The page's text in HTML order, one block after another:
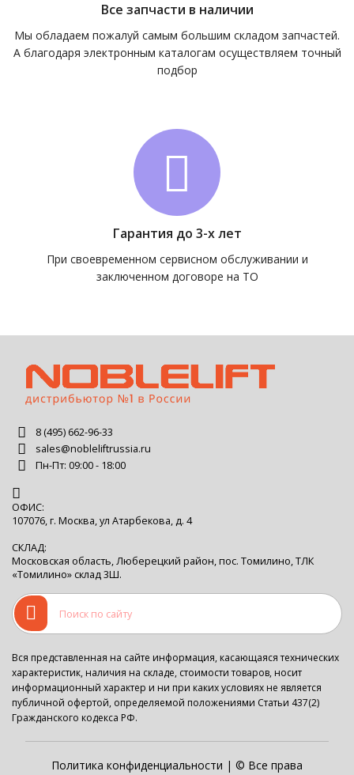
Все запчасти в наличии
Мы обладаем пожалуй самым большим складом запчастей.
А благодаря электронным каталогам осуществляем точный
подбор
Гарантия до 3-х лет
При своевременном сервисном обслуживании и
заключенном договоре на ТО
8 (495) 662-96-33
sales@nobleliftrussia.ru
Пн-Пт: 09:00 - 18:00
ОФИС:
107076, г. Москва, ул Атарбекова, д. 4
СКЛАД:
Московская область, Люберецкий район, пос. Томилино, ТЛК
«Томилино» склад 3Ш.
Вся представленная на сайте информация, касающаяся технических
характеристик, наличия на складе, стоимости товаров, носит
информационный характер и ни при каких условиях не является
публичной офертой, определяемой положениями Статьи 437(2)
Гражданского кодекса РФ.
Политика конфиденциальности | © Все права